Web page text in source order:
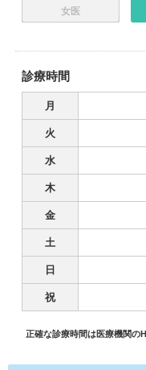
女医
診療時間
月
火
水
木
金
土
日
祝
正確な診療時間は医療機関の